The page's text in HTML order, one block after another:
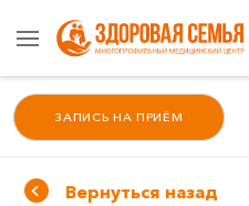
ЗАПИСЬ НА ПРИЁМ
Вернуться назад